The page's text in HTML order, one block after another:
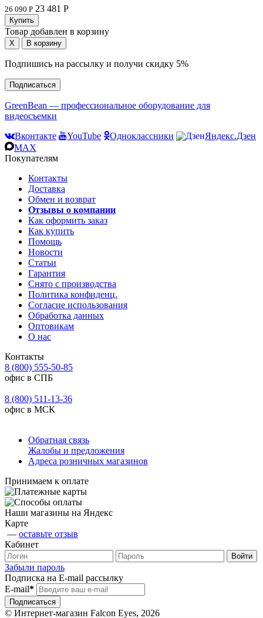
26 090 Р 23 481 Р
Товар добавлен в корзину
Подпишись на рассылку и получи скидку 5%
Подписаться
GreenBean — профессиональное оборудование для
видеосъемки
Вконтакте
YouTube Одноклассники
Яндекс.Дзен
MAX
Покупателям
Контакты
Доставка
Обмен и возврат
Отзывы о компании
Как оформить заказ
Как купить
Помощь
Новости
Статьи
Гарантия
Снято с производства
Политика конфиденц.
Согласие использования
Обработка данных
Оптовикам
О нас
Контакты
8 (800) 555-50-85
офис в СПБ
8 (800) 511-13-36
офис в МСК
Обратная связь
Жалобы и предложения
Адреса розничных магазинов
Принимаем к оплате
Наши магазины на Яндекс
Карте
— оставьте отзыв
Кабинет
Забыли пароль
Подписка на E-mail рассылку
E-mail*
© Интернет-магазин Falcon Eyes, 2026